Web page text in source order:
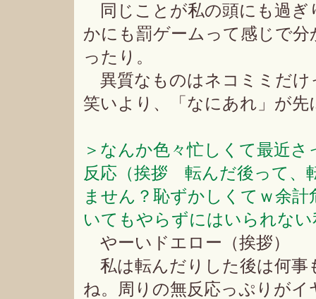
同じことが私の頭にも過ぎ
かにも罰ゲームって感じで
ったり。
異質なものはネコミミだけ
笑いより、「なにあれ」が
＞なんか色々忙しくて最近
反応（挨拶 転んだ後って、
ません？恥ずかしくてｗ余
いてもやらずにはいられな
やーいドエロー（挨拶）
私は転んだりした後は何事
ね。周りの無反応っぷりが